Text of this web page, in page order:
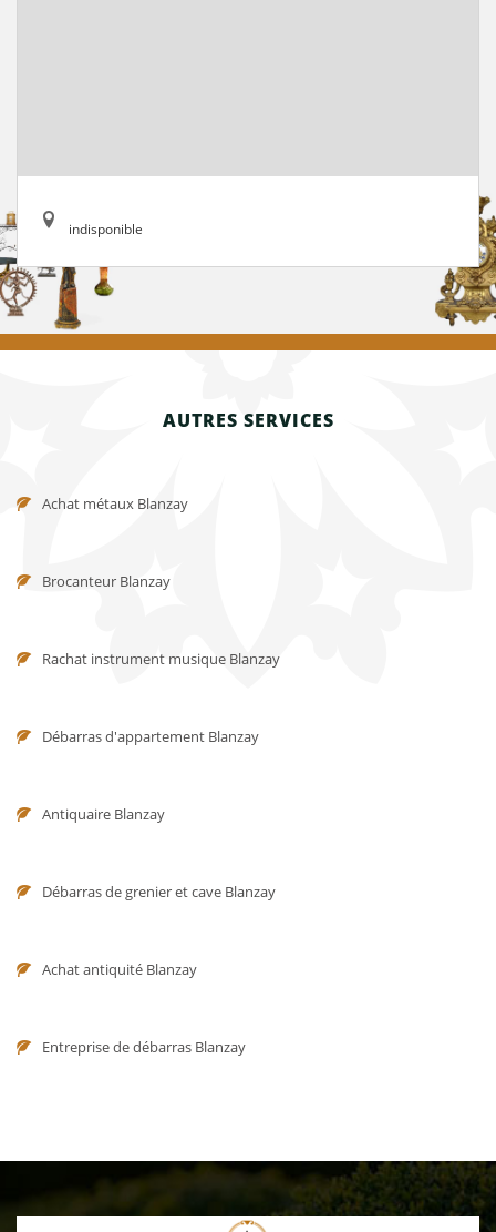
indisponible
AUTRES SERVICES
Achat métaux Blanzay
Brocanteur Blanzay
Rachat instrument musique Blanzay
Débarras d'appartement Blanzay
Antiquaire Blanzay
Débarras de grenier et cave Blanzay
Achat antiquité Blanzay
Entreprise de débarras Blanzay